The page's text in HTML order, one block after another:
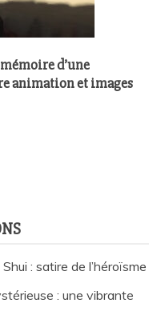
d’une
animation et images
: satire de l’héroïsme
: une vibrante